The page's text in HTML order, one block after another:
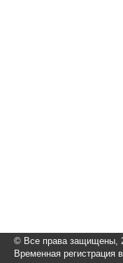
© Все права защищены,
Временная регистрация